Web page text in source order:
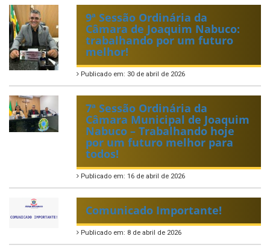
9ª Sessão Ordinária da
Câmara de Joaquim Nabuco:
trabalhando por um futuro
melhor!
Publicado em: 30 de abril de 2026
7ª Sessão Ordinária da
Câmara Municipal de Joaquim
Nabuco – Trabalhando hoje
por um futuro melhor para
todos!
Publicado em: 16 de abril de 2026
Comunicado Importante!
Publicado em: 8 de abril de 2026